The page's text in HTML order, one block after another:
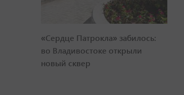
«Сердце Патрокла» забилось:
во Владивостоке открыли
новый сквер